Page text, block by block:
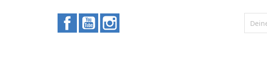
FacebookYouTube